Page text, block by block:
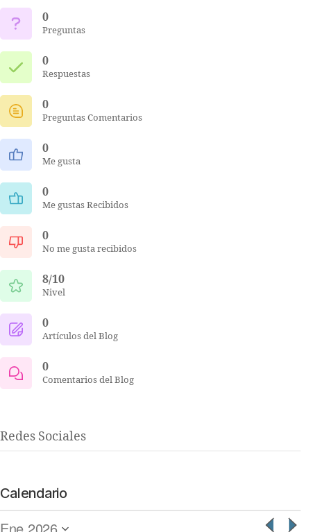
0
Preguntas
0
Respuestas
0
Preguntas Comentarios
0
Me gusta
0
Me gustas Recibidos
0
No me gusta recibidos
8/10
Nivel
0
Artículos del Blog
0
Comentarios del Blog
Redes Sociales
Calendario